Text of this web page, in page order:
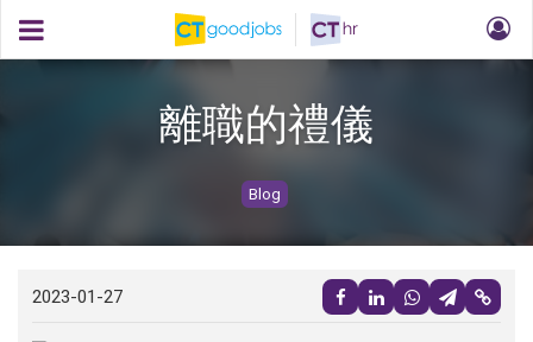
離職的禮儀
Blog
2023-01-27